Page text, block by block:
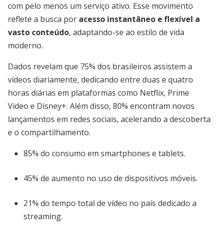
com pelo menos um serviço ativo. Esse movimento
reflete a busca por acesso instantâneo e flexível a
vasto conteúdo, adaptando-se ao estilo de vida
moderno.
Dados revelam que 75% dos brasileiros assistem a
vídeos diariamente, dedicando entre duas e quatro
horas diárias em plataformas como Netflix, Prime
Video e Disney+. Além disso, 80% encontram novos
lançamentos em redes sociais, acelerando a descoberta
e o compartilhamento.
85% do consumo em smartphones e tablets.
45% de aumento no uso de dispositivos móveis.
21% do tempo total de vídeo no país dedicado a
streaming.